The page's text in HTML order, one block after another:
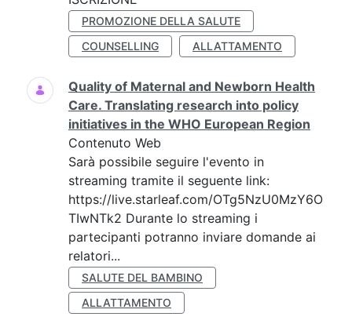
PROMOZIONE DELLA SALUTE
COUNSELLING
ALLATTAMENTO
Quality of Maternal and Newborn Health
Care. Translating research into policy
initiatives in the WHO European Region
Contenuto Web
Sarà possibile seguire l'evento in
streaming tramite il seguente link:
https://live.starleaf.com/OTg5NzU0MzY6O
TIwNTk2 Durante lo streaming i
partecipanti potranno inviare domande ai
relatori...
SALUTE DEL BAMBINO
ALLATTAMENTO